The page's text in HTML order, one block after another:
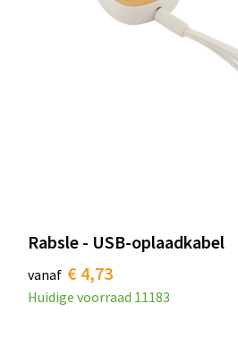
Rabsle - USB-oplaadkabel
vanaf € 4,73
Huidige voorraad 11183